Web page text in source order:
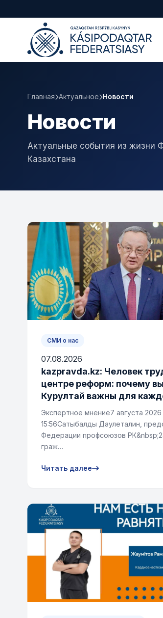
Главная Актуальное Новости
Новости
Актуальные события из жизни
Казахстана
СМИ о нас
07.08.2026
kazpravda.kz: Человек
центре реформ: почему
Курултай важны для
Экспертное мнение7 августа 2026
15:56Сатыбалды Даулеталин,
Федерации профсоюзов
граж…
Читать далее